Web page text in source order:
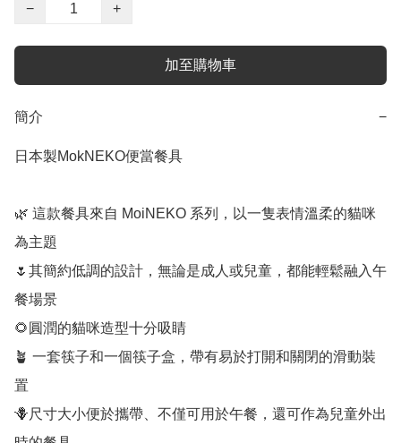
−
+
加至購物車
簡介 −
日本製MokNEKO便當餐具
🌿 這款餐具來自 MoiNEKO 系列，以一隻表情溫柔的貓咪
為主題
🌷其簡約低調的設計，無論是成人或兒童，都能輕鬆融入午
餐場景
🌻圓潤的貓咪造型十分吸睛
🪴 一套筷子和一個筷子盒，帶有易於打開和關閉的滑動裝
置
🪻尺寸大小便於攜帶、不僅可用於午餐，還可作為兒童外出